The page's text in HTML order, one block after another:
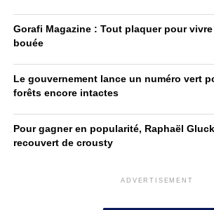
Gorafi Magazine : Tout plaquer pour
bouée
Le gouvernement lance un numéro vert
forêts encore intactes
Pour gagner en popularité, Raphaël
recouvert de crousty
ADVERTISEMENT